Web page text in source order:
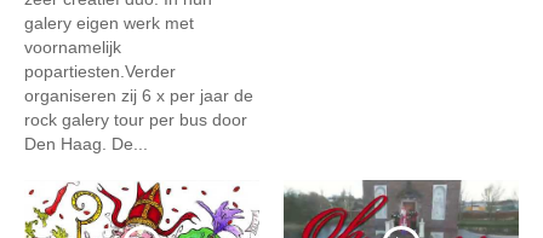
galery eigen werk met
voornamelijk
popartiesten.Verder
organiseren zij 6 x per jaar de
rock galery tour per bus door
Den Haag. De...